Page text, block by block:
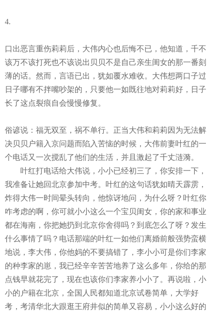
4.
口出恶言重伤莉莉后，大伟内心也后悔不已，他知道，千不
该万不该打死也不该说出贝贝不是自己亲生闺女的那一番刻
薄的话。然而，言语已出，犹如覆水难收。大伟想两口子过
日子哪有不拌嘴吵架的，只要他一如既往地对莉莉好，日子
长了这点裂痕自会慢慢修复。
俗谚说：福无双至，祸不单行。正当大伟和莉莉因为无法解
决贝贝户籍入京问题而陷入苦恼的时候，大伟前妻叶红的一
个电话又一次搅乱了他们的生活，并且激起了千丈涟漪。
叶红打电话给大伟说，小小已经初三了，你安排一下，
我准备让她回北京参加中考。叶红的这句话犹如晴天霹雳，
炸得大伟一时间晕头转向，他惊讶地问，为什么呀？叶红你
咋考虑的啊，你可就小小这么一个宝贝闺女，你的家和事业
都在海南，你把她扔到北京你舍得吗？到底怎么了呀？发生
什么事情了吗？电话那端的叶红一如他们离婚前般强势蛮横
地说，李大伟，你他妈的不要搞错了，李小小可是你们李家
的种李家的崽，我已经辛辛苦苦地养了这么多年，你给的那
点钱早就花完了，现在也该你们李家养小小了。再说啦，小
小的户籍在北京，全国人民都知道北京试卷简单，大学好
考，考清华北大跟逛王府井似的简单又容易，小小这么好的